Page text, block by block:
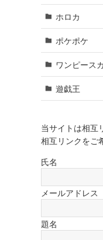
ホロカ
ポケポケ
ワンピース
遊戯王
当サイトは相互
相互リンクをご
氏名
メールアドレス
題名